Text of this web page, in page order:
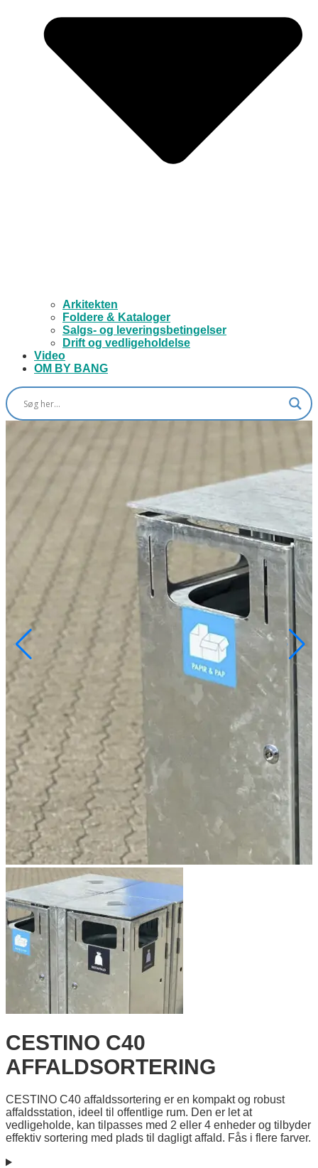
Arkitekten
Foldere & Kataloger
Salgs- og leveringsbetingelser
Drift og vedligeholdelse
Video
OM BY BANG
CESTINO C40
AFFALDSORTERING
CESTINO C40 affaldssortering er en kompakt og robust
affaldsstation, ideel til offentlige rum. Den er let at
vedligeholde, kan tilpasses med 2 eller 4 enheder og tilbyder
effektiv sortering med plads til dagligt affald. Fås i flere farver.